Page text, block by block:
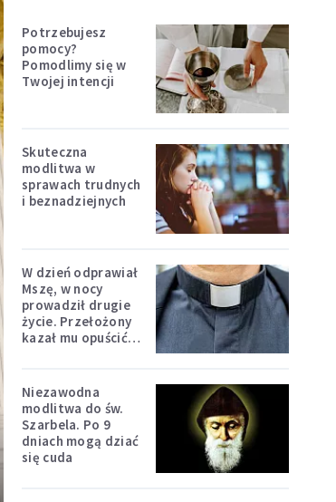
Potrzebujesz
pomocy?
Pomodlimy się w
Twojej intencji
Skuteczna
modlitwa w
sprawach trudnych
i beznadziejnych
W dzień odprawiał
Mszę, w nocy
prowadził drugie
życie. Przełożony
kazał mu opuścić
Niezawodna
modlitwa do św.
Szarbela. Po 9
dniach mogą dziać
się cuda